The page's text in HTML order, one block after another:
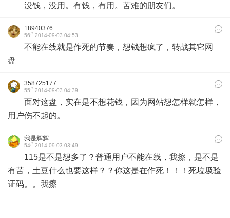
没钱，没用。有钱，有用。苦难的朋友们。
18940376
56# 2014-09-03 04:53
不能在线就是作死的节奏，想钱想疯了，转战其它网
盘
358725177
55# 2014-09-03 04:39
面对这盘，实在是不想花钱，因为网站想怎样就怎样，
用户伤不起的。
我是辉辉
54# 2014-09-03 03:49
115是不是想多了？普通用户不能在线，我擦，是不是
有苦，土豆什么也要这样？？你这是在作死！！！死垃圾验
证码。。我擦